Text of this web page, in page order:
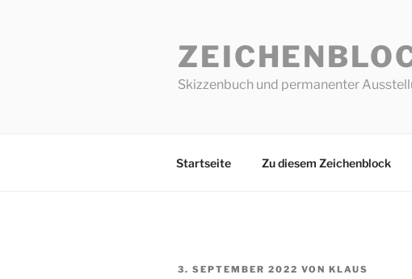
Skizzenbuch und permanenter
Startseite Zu diesem Zeichenblock
VERÖFFENTLICHT
3. SEPTEMBER 2022 VON KLAUS